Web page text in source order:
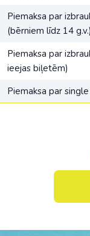
Piemaksa par
(bērniem līdz 14
Piemaksa par
ieejas biļetēm)
Piemaksa par